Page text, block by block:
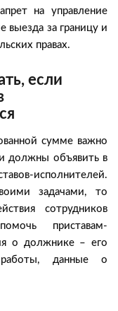
на управление
выезда за границу и
правах.
если
сумме важно
должны объявить в
исполнителей.
задачами, то
сотрудников
приставам-
о должнике – его
данные о